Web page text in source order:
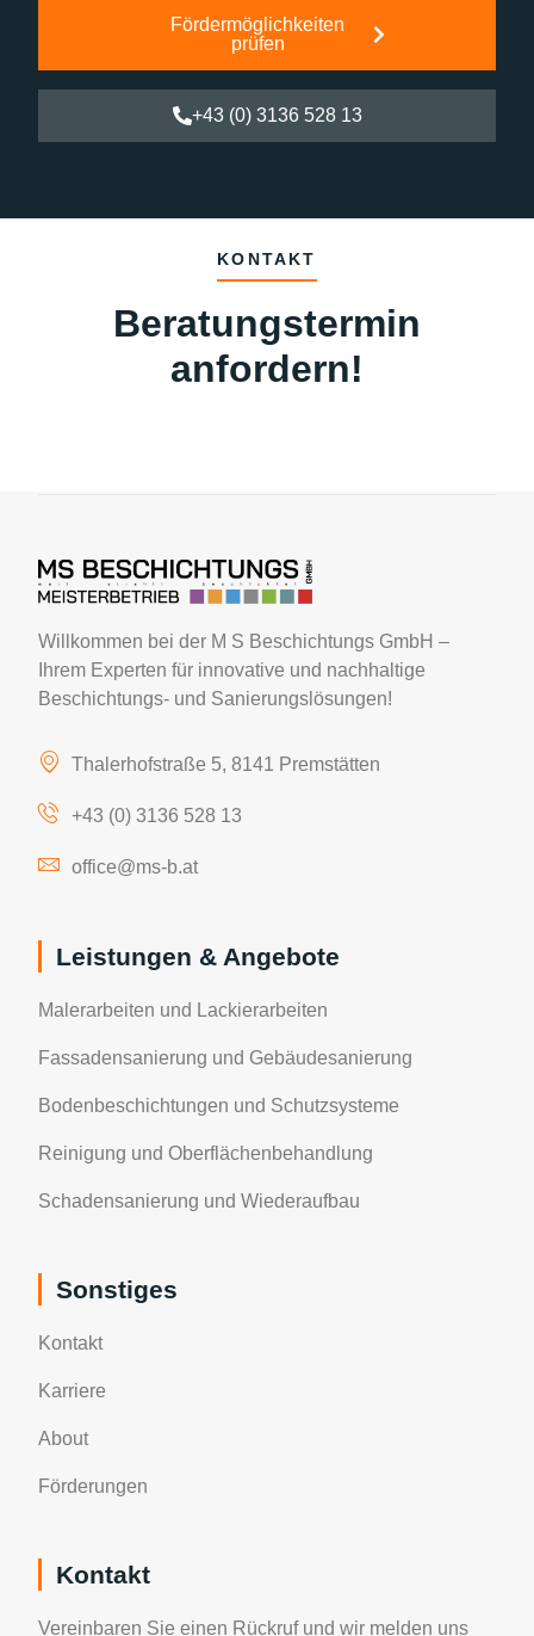
Fördermöglichkeiten
prüfen
+43 (0) 3136 528 13
KONTAKT
Beratungstermin
anfordern!
Willkommen bei der M S Beschichtungs GmbH –
Ihrem Experten für innovative und nachhaltige
Beschichtungs- und Sanierungslösungen!
Thalerhofstraße 5, 8141 Premstätten
+43 (0) 3136 528 13
office@ms-b.at
Leistungen & Angebote
Malerarbeiten und Lackierarbeiten
Fassadensanierung und Gebäudesanierung
Bodenbeschichtungen und Schutzsysteme
Reinigung und Oberflächenbehandlung
Schadensanierung und Wiederaufbau
Sonstiges
Kontakt
Karriere
About
Förderungen
Kontakt
Vereinbaren Sie einen Rückruf und wir melden uns